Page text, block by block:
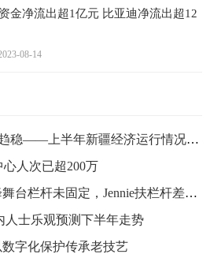
金净流出超1亿元 比亚迪净流出超12
08-14
生产增长 拉动有力 物价趋稳——上半年新疆经济运行情况扫描
人次已超200万
BLACKPINK演唱会升降舞台栏杆未固定，Jennie扶栏杆差点摔下去
人士乐观预测下半年走势
字化保护传承老技艺